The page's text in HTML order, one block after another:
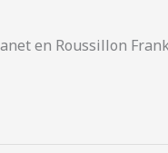
en Roussillon